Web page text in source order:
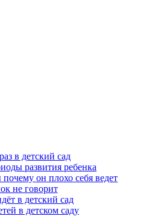
в детский сад
развития ребенка
он плохо себя ведет
не говорит
в детский сад
в детском саду